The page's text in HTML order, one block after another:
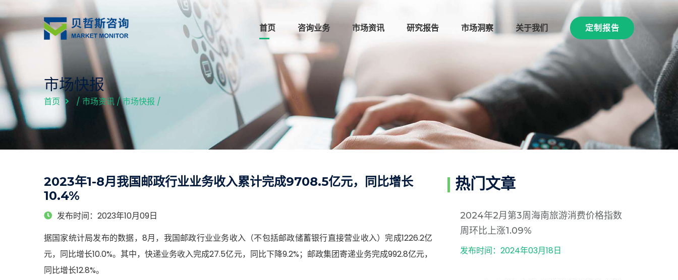
首页 咨询业务 市场资讯 研究报告 市场洞察 关于我们 定制报告
市场快报
首页 / 市场资讯 /市场快报 /
2023年1-8月我国邮政行业业务收入累计完成9708.5亿元，同比增长
10.4%
发布时间：2023年10月09日
据国家统计局发布的数据，8月，我国邮政行业业务收入（不包括邮政储蓄银行直接营业收入）完成1226.2亿
元，同比增长10.0%。其中，快递业务收入完成27.5亿元，同比下降9.2%；邮政集团寄递业务完成992.8亿元，
同比增长12.8%。
热门文章
2024年2月第3周海南旅游消费价格指数
周环比上涨1.09%
发布时间：2024年03月18日